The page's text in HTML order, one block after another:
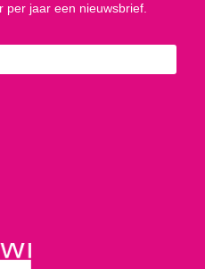
per jaar een nieuwsbrief.